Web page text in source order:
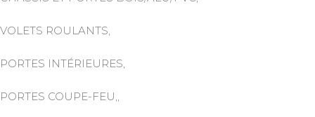
VOLETS ROULANTS,
PORTES INTÉRIEURES,
PORTES COUPE-FEU,,